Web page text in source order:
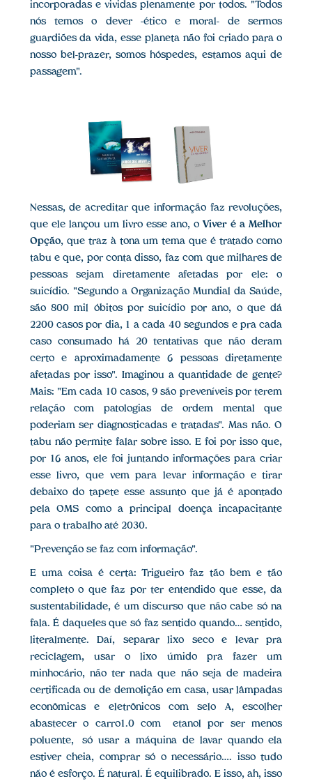
incorporadas e vividas plenamente por todos. "Todos
nós temos o dever -ético e moral- de sermos
guardiões da vida, esse planeta não foi criado para o
nosso bel-prazer, somos hóspedes, estamos aqui de
passagem".
Nessas, de acreditar que informação faz revoluções,
que ele lançou um livro esse ano, oViver é a Melhor
Opção, que traz à tona um tema que é tratado como
tabu e que, por conta disso, faz com que milhares de
pessoas sejam diretamente afetadas por ele: o
suicídio. "Segundo a Organização Mundial da Saúde,
são 800 mil óbitos por suicídio por ano, o que dá
2200 casos por dia, 1 a cada 40 segundos e pra cada
caso consumado há 20 tentativas que não deram
certo e aproximadamente 6 pessoas diretamente
afetadas por isso". Imaginou a quantidade de gente?
Mais: "Em cada 10 casos, 9 são preveníveis por terem
relação com patologias de ordem mental que
poderiam ser diagnosticadas e tratadas". Mas não. O
tabu não permite falar sobre isso. E foi por isso que,
por 16 anos, ele foi juntando informações para criar
esse livro, que vem para levar informação e tirar
debaixo do tapete esse assunto que já é apontado
pela OMS como a principal doença incapacitante
para o trabalho até 2030.
"Prevenção se faz com informação".
E uma coisa é certa: Trigueiro faz tão bem e tão
completo o que faz por ter entendido que esse, da
sustentabilidade, é um discurso que não cabe só na
fala. É daqueles que só faz sentido quando… sentido,
literalmente. Daí, separar lixo seco e levar pra
reciclagem, usar o lixo úmido pra fazer um
minhocário, não ter nada que não seja de madeira
certificada ou de demolição em casa, usar lâmpadas
econômicas e eletrônicos com selo A, escolher
abastecer o carro1.0 com etanol por ser menos
poluente, só usar a máquina de lavar quando ela
estiver cheia, comprar só o necessário…. isso tudo
não é esforço. É natural. É equilibrado. E isso, ah, isso